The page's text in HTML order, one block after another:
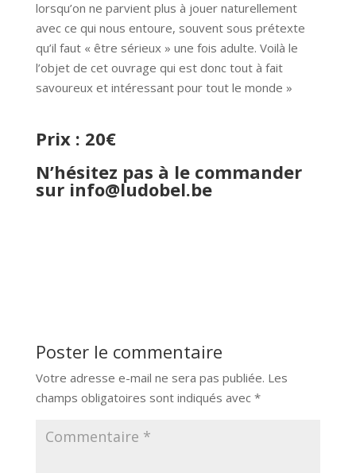
lorsqu’on ne parvient plus à jouer naturellement
avec ce qui nous entoure, souvent sous prétexte
qu’il faut « être sérieux » une fois adulte. Voilà le
l’objet de cet ouvrage qui est donc tout à fait
savoureux et intéressant pour tout le monde »
Prix : 20€
N’hésitez pas à le commander
sur info@ludobel.be
Poster le commentaire
Votre adresse e-mail ne sera pas publiée. Les
champs obligatoires sont indiqués avec *